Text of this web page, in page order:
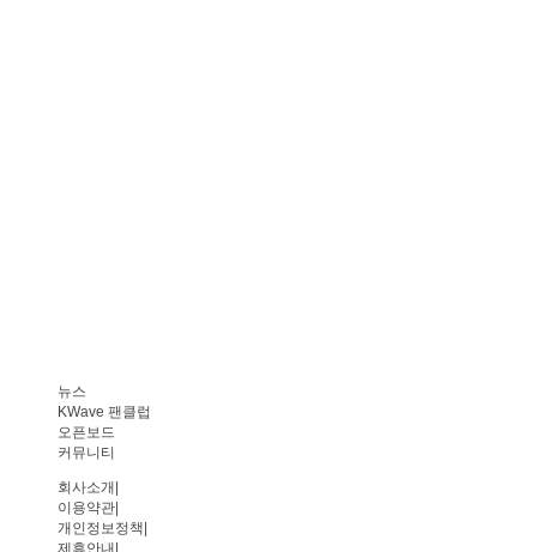
뉴스
KWave 팬클럽
오픈보드
커뮤니티
회사소개
이용약관
개인정보정책
제휴안내